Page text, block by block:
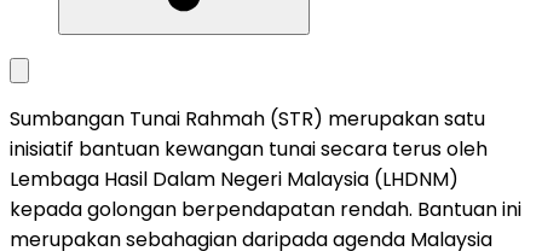
Sumbangan Tunai Rahmah (STR) merupakan satu
inisiatif bantuan kewangan tunai secara terus oleh
Lembaga Hasil Dalam Negeri Malaysia (LHDNM)
kepada golongan berpendapatan rendah. Bantuan ini
merupakan sebahagian daripada agenda Malaysia